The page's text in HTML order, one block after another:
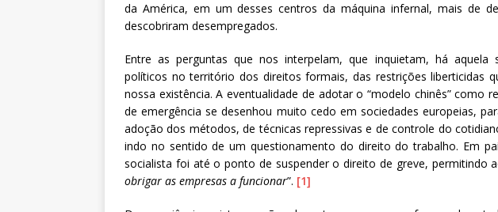
da América, em um desses centros da máquina infernal, mais de
descobriram desempregados.
Entre as perguntas que nos interpelam, que inquietam, há aquela
políticos no território dos direitos formais, das restrições liberticidas
nossa existência. A eventualidade de adotar o “modelo chinês” como
de emergência se desenhou muito cedo em sociedades europeias,
adoção dos métodos, de técnicas repressivas e de controle do
indo no sentido de um questionamento do direito do trabalho. Em
socialista foi até o ponto de suspender o direito de greve, permitindo
obrigar as empresas a funcionar”. [1]